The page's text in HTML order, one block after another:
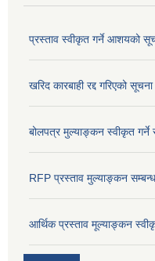
प्रस्ताव स्वीकृत गर्ने आशयको
खरिद कारबाही रद्द गरिएको
बोलपत्र मुल्याङ्कन स्वीकृत गर्ने
RFP प्रस्ताव मुल्याङ्कन
आर्थिक प्रस्ताव मूल्याङ्कन